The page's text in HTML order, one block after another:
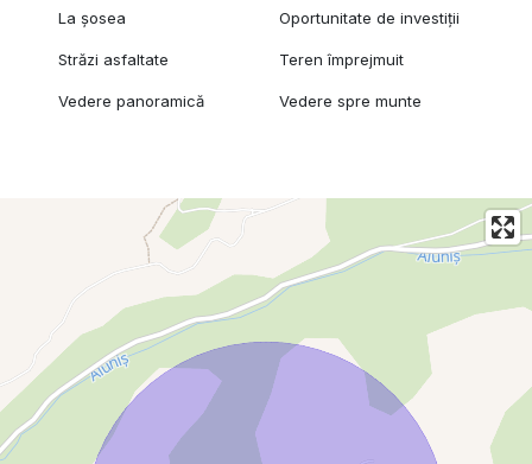
La șosea Oportunitate de investiții
Străzi asfaltate Teren împrejmuit
Vedere panoramică Vedere spre munte